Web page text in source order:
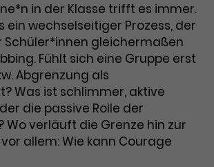
in der Klasse trifft es immer.
ein wechselseitiger Prozess, der
Schüler*innen gleichermaßen
Fühlt sich eine Gruppe erst
Abgrenzung als
Was ist schlimmer, aktive
die passive Rolle der
Wo verläuft die Grenze hin zur
allem: Wie kann Courage